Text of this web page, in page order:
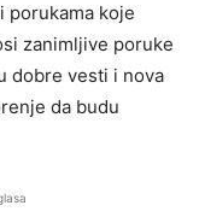
porukama koje
zanimljive poruke
dobre vesti i nova
da budu